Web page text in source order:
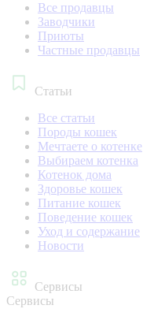
Все продавцы
Заводчики
Приюты
Частные продавцы
Статьи
Все статьи
Породы кошек
Мечтаете о котенке
Выбираем котенка
Котенок дома
Здоровье кошек
Питание кошек
Поведение кошек
Уход и содержание
Новости
Сервисы
Сервисы